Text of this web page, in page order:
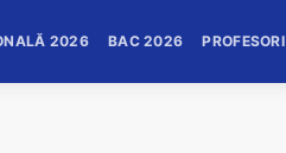
2026 BAC 2026 PROFESORI